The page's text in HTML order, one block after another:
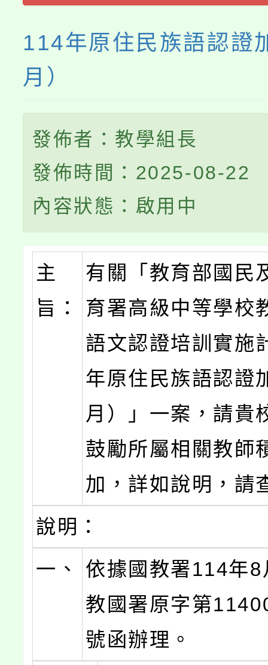
114年原住民族語認證
月）
發佈者：教學組長
發佈時間：2025-08-22
內容狀態：啟用中
主
旨：
有關「教育部國民
育署高級中等學校
語文認證培訓實施
年原住民族語認證
月）」一案，請貴
鼓勵所屬相關教師
加，詳如說明，請
說明：
一、
依據國教署114年
教國署原字第
號函辦理。